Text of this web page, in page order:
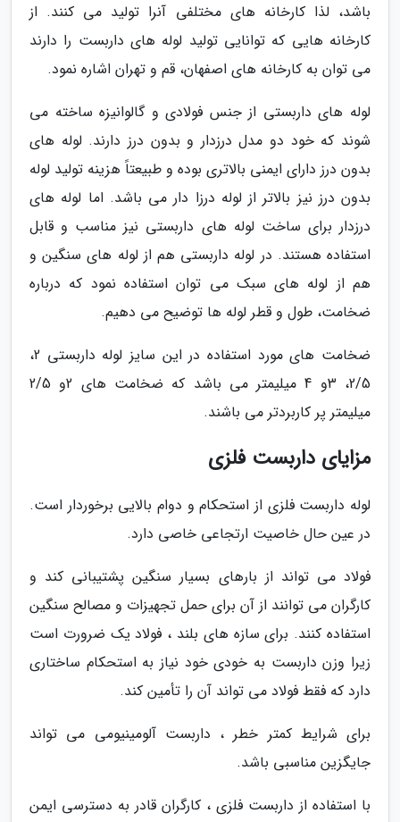
باشد، لذا کارخانه های مختلفی آنرا تولید می کنند. از
کارخانه هایی که توانایی تولید لوله های داربست را دارند
می توان به کارخانه های اصفهان، قم و تهران اشاره نمود.
لوله های داربستی از جنس فولادی و گالوانیزه ساخته می
شوند که خود دو مدل درزدار و بدون درز دارند. لوله های
بدون درز دارای ایمنی بالاتری بوده و طبیعتاً هزینه تولید لوله
بدون درز نیز بالاتر از لوله درزا دار می باشد. اما لوله های
درزدار برای ساخت لوله های داربستی نیز مناسب و قابل
استفاده هستند. در لوله داربستی هم از لوله های سنگین و
هم از لوله های سبک می توان استفاده نمود که درباره
ضخامت، طول و قطر لوله ها توضیح می دهیم.
ضخامت های مورد استفاده در این سایز لوله داربستی 2،
2/5، 3و 4 میلیمتر می باشد که ضخامت های 2و 2/5
میلیمتر پر کاربردتر می باشند.
مزایای داربست فلزی
لوله داربست فلزی از استحکام و دوام بالایی برخوردار است.
در عین حال خاصیت ارتجاعی خاصی دارد.
فولاد می تواند از بارهای بسیار سنگین پشتیبانی کند و
کارگران می توانند از آن برای حمل تجهیزات و مصالح سنگین
استفاده کنند. برای سازه های بلند ، فولاد یک ضرورت است
زیرا وزن داربست به خودی خود نیاز به استحکام ساختاری
دارد که فقط فولاد می تواند آن را تأمین کند.
برای شرایط کمتر خطر ، داربست آلومینیومی می تواند
جایگزین مناسبی باشد.
با استفاده از داربست فلزی ، کارگران قادر به دسترسی ایمن